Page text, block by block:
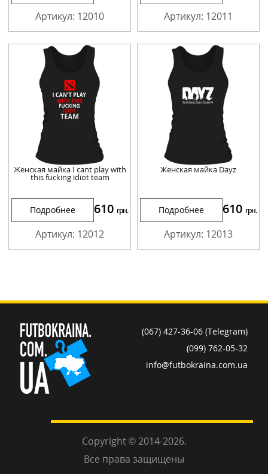
Артикул: 12010 Артикул: 12011
Женская майка I cant play with
this fucking idiot team
Подробнее 610 грн.
Артикул: 12012
Женская майка Dayz
Подробнее 610 грн.
Артикул: 12013
(067) 427-36-06 (Telegram)
(099) 762-05-32
info@futbokraina.com.ua
Copyright © 2014-2026.
Все права защищены